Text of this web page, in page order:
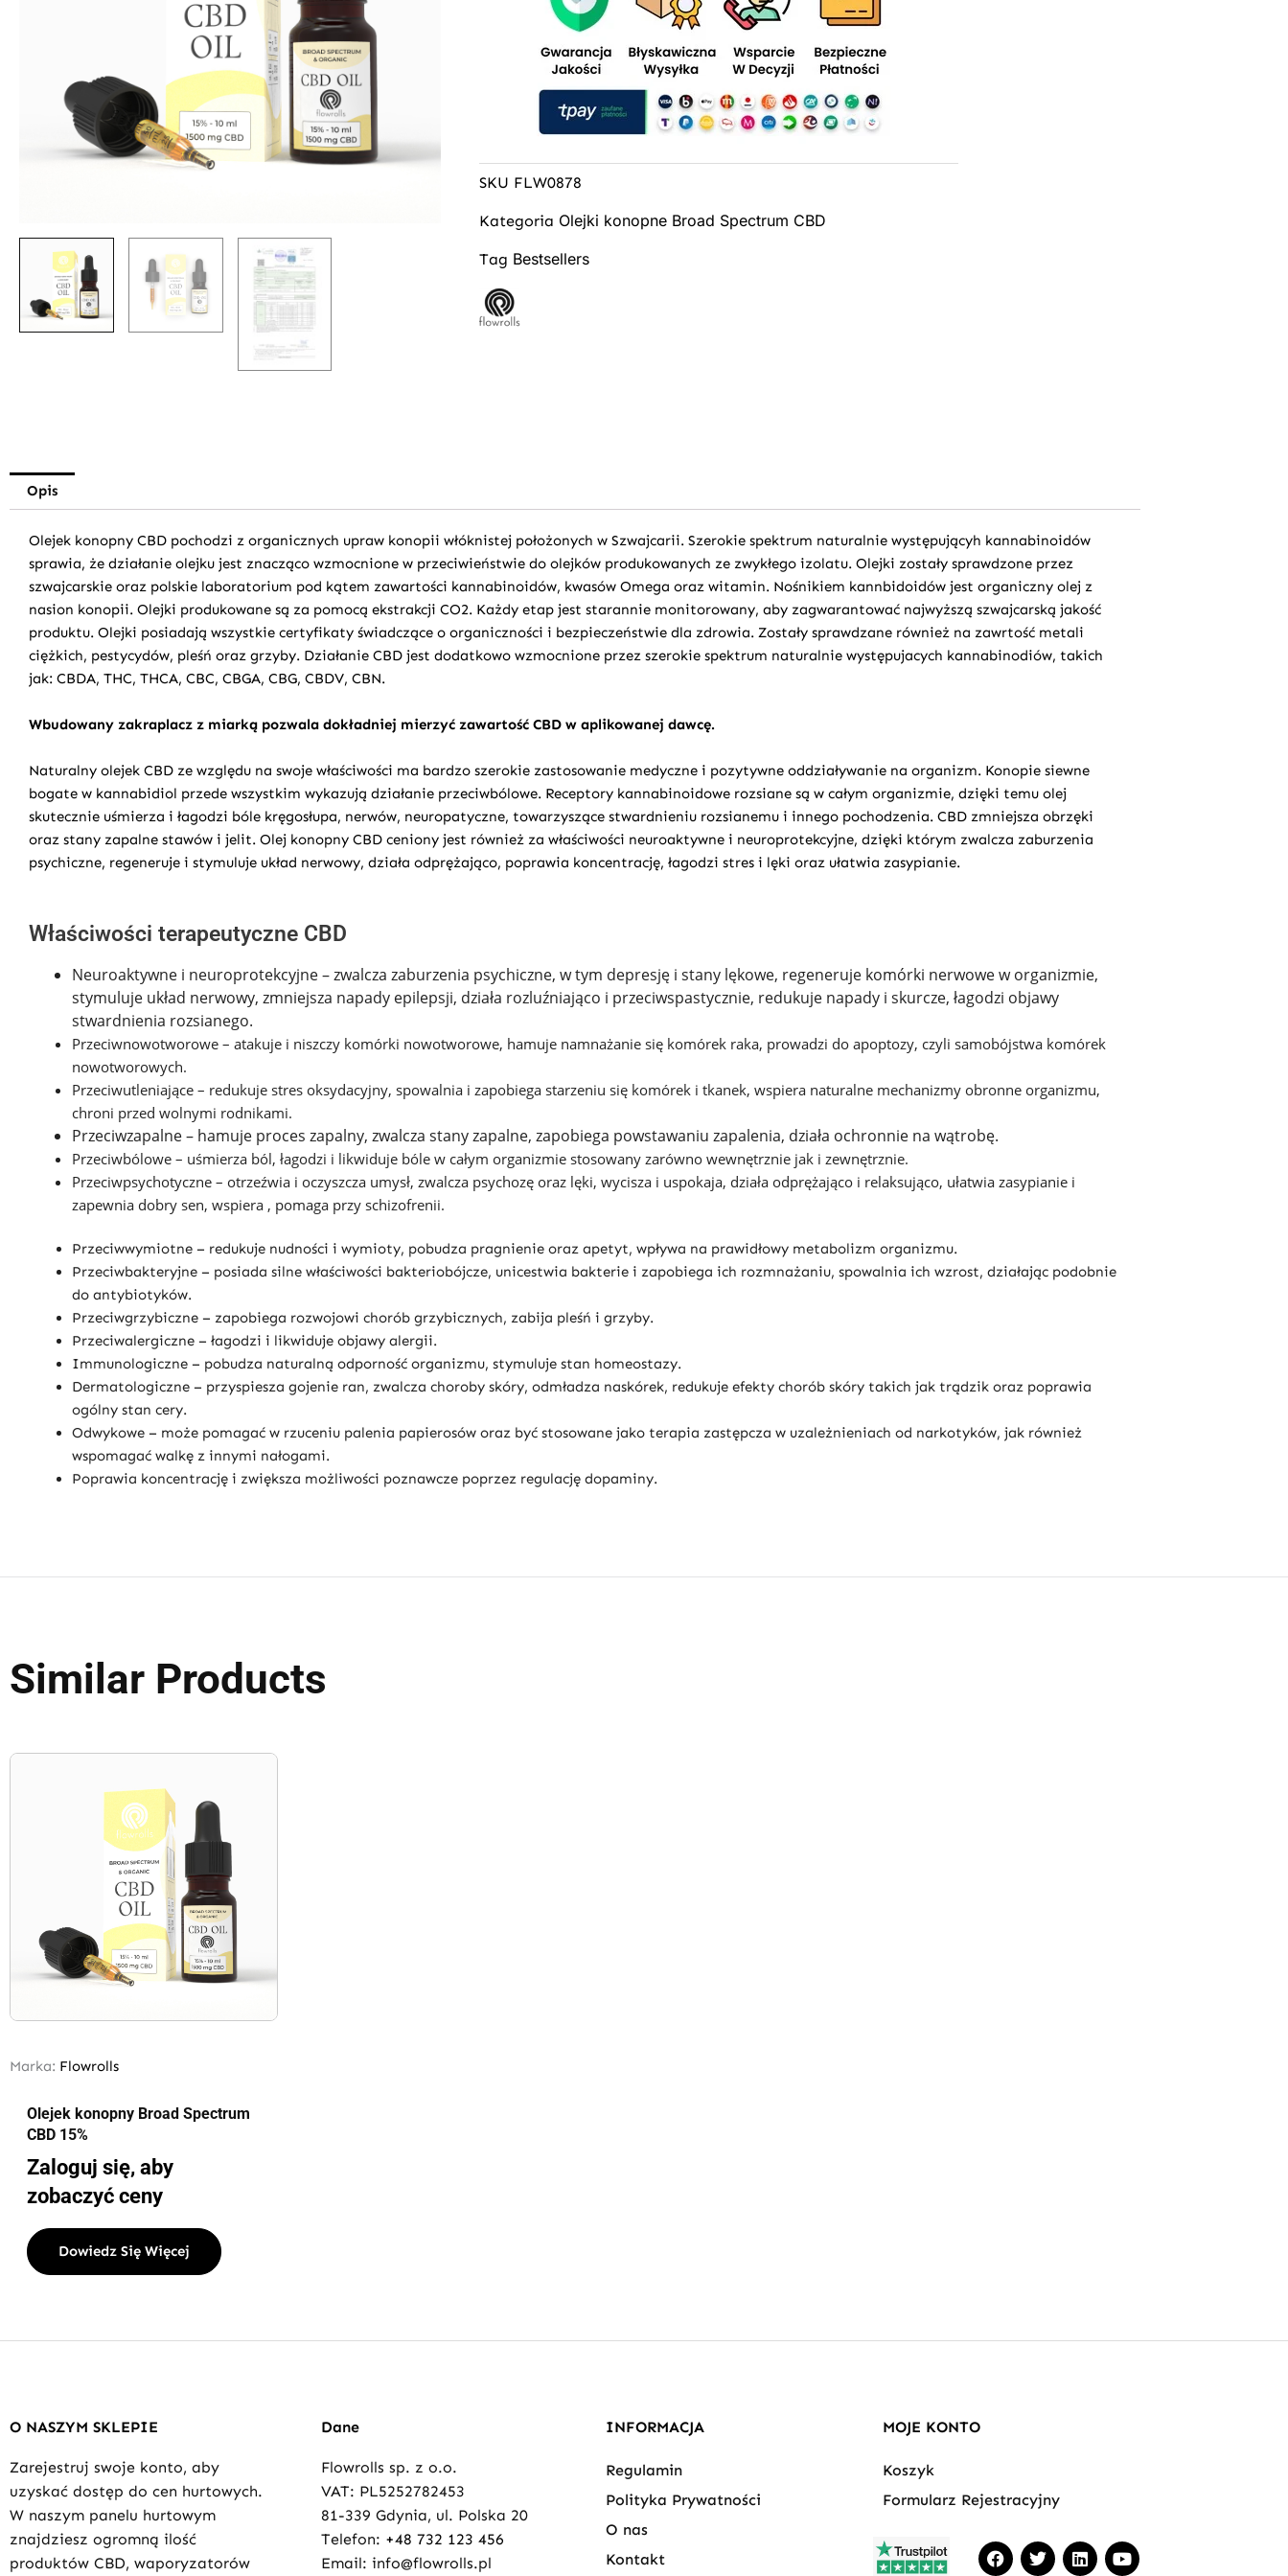
SKU FLW0878
Kategoria Olejki konopne Broad Spectrum CBD
Tag Bestsellers
Opis
Olejek konopny CBD pochodzi z organicznych upraw konopii włóknistej położonych w Szwajcarii. Szerokie spektrum naturalnie występującyh kannabinoidów
sprawia, że działanie olejku jest znacząco wzmocnione w przeciwieństwie do olejków produkowanych ze zwykłego izolatu. Olejki zostały sprawdzone przez
szwajcarskie oraz polskie laboratorium pod kątem zawartości kannabinoidów, kwasów Omega oraz witamin. Nośnikiem kannbidoidów jest organiczny olej z
nasion konopii. Olejki produkowane są za pomocą ekstrakcji CO2. Każdy etap jest starannie monitorowany, aby zagwarantować najwyższą szwajcarską jakość
produktu. Olejki posiadają wszystkie certyfikaty świadczące o organiczności i bezpieczeństwie dla zdrowia. Zostały sprawdzane również na zawrtość metali
ciężkich, pestycydów, pleśń oraz grzyby. Działanie CBD jest dodatkowo wzmocnione przez szerokie spektrum naturalnie występujacych kannabinodiów, takich
jak: CBDA, THC, THCA, CBC, CBGA, CBG, CBDV, CBN.
Wbudowany zakraplacz z miarką pozwala dokładniej mierzyć zawartość CBD w aplikowanej dawcę.
Naturalny olejek CBD ze względu na swoje właściwości ma bardzo szerokie zastosowanie medyczne i pozytywne oddziaływanie na organizm. Konopie siewne
bogate w kannabidiol przede wszystkim wykazują działanie przeciwbólowe. Receptory kannabinoidowe rozsiane są w całym organizmie, dzięki temu olej
skutecznie uśmierza i łagodzi bóle kręgosłupa, nerwów, neuropatyczne, towarzyszące stwardnieniu rozsianemu i innego pochodzenia. CBD zmniejsza obrzęki
oraz stany zapalne stawów i jelit. Olej konopny CBD ceniony jest również za właściwości neuroaktywne i neuroprotekcyjne, dzięki którym zwalcza zaburzenia
psychiczne, regeneruje i stymuluje układ nerwowy, działa odprężająco, poprawia koncentrację, łagodzi stres i lęki oraz ułatwia zasypianie.
Właściwości terapeutyczne CBD
Neuroaktywne i neuroprotekcyjne – zwalcza zaburzenia psychiczne, w tym depresję i stany lękowe, regeneruje komórki nerwowe w organizmie,
stymuluje układ nerwowy, zmniejsza napady epilepsji, działa rozluźniająco i przeciwspastycznie, redukuje napady i skurcze, łagodzi objawy
stwardnienia rozsianego.
Przeciwnowotworowe – atakuje i niszczy komórki nowotworowe, hamuje namnażanie się komórek raka, prowadzi do apoptozy, czyli samobójstwa komórek
nowotworowych.
Przeciwutleniające – redukuje stres oksydacyjny, spowalnia i zapobiega starzeniu się komórek i tkanek, wspiera naturalne mechanizmy obronne organizmu,
chroni przed wolnymi rodnikami.
Przeciwzapalne – hamuje proces zapalny, zwalcza stany zapalne, zapobiega powstawaniu zapalenia, działa ochronnie na wątrobę.
Przeciwbólowe – uśmierza ból, łagodzi i likwiduje bóle w całym organizmie stosowany zarówno wewnętrznie jak i zewnętrznie.
Przeciwpsychotyczne – otrzeźwia i oczyszcza umysł, zwalcza psychozę oraz lęki, wycisza i uspokaja, działa odprężająco i relaksująco, ułatwia zasypianie i
zapewnia dobry sen, wspiera , pomaga przy schizofrenii.
Przeciwwymiotne – redukuje nudności i wymioty, pobudza pragnienie oraz apetyt, wpływa na prawidłowy metabolizm organizmu.
Przeciwbakteryjne – posiada silne właściwości bakteriobójcze, unicestwia bakterie i zapobiega ich rozmnażaniu, spowalnia ich wzrost, działając podobnie
do antybiotyków.
Przeciwgrzybiczne – zapobiega rozwojowi chorób grzybicznych, zabija pleśń i grzyby.
Przeciwalergiczne – łagodzi i likwiduje objawy alergii.
Immunologiczne – pobudza naturalną odporność organizmu, stymuluje stan homeostazy.
Dermatologiczne – przyspiesza gojenie ran, zwalcza choroby skóry, odmładza naskórek, redukuje efekty chorób skóry takich jak trądzik oraz poprawia
ogólny stan cery.
Odwykowe – może pomagać w rzuceniu palenia papierosów oraz być stosowane jako terapia zastępcza w uzależnieniach od narkotyków, jak również
wspomagać walkę z innymi nałogami.
Poprawia koncentrację i zwiększa możliwości poznawcze poprzez regulację dopaminy.
Similar Products
Marka: Flowrolls
Olejek konopny Broad Spectrum
CBD 15%
Zaloguj się, aby
zobaczyć ceny
Dowiedz Się Więcej
O NASZYM SKLEPIE
Zarejestruj swoje konto, aby
uzyskać dostęp do cen hurtowych.
W naszym panelu hurtowym
znajdziesz ogromną ilość
produktów CBD, waporyzatorów
Dane
Flowrolls sp. z o.o.
VAT: PL5252782453
81-339 Gdynia, ul. Polska 20
Telefon: +48 732 123 456
Email: info@flowrolls.pl
INFORMACJA
Regulamin
Polityka Prywatności
O nas
Kontakt
MOJE KONTO
Koszyk
Formularz Rejestracyjny
F
a
T
w
L
i
Y
o